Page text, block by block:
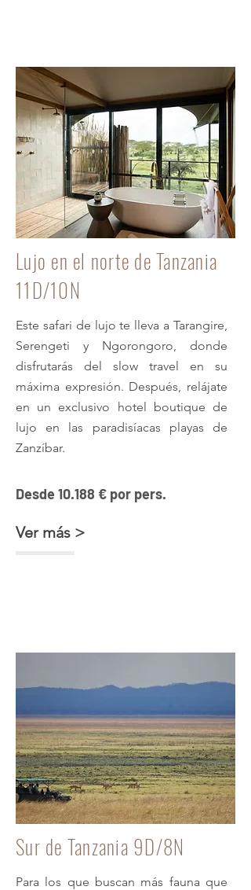
Lujo en el norte de Tanzania
11D/10N
Este safari de lujo te lleva a Tarangire,
Serengeti y Ngorongoro, donde
disfrutarás del slow travel en su
máxima expresión. Después, relájate
en un exclusivo hotel boutique de
lujo en las paradisíacas playas de
Zanzíbar.
Desde 10.188 € por pers.
Ver más >
Sur de Tanzania 9D/8N
Para los que buscan más fauna que